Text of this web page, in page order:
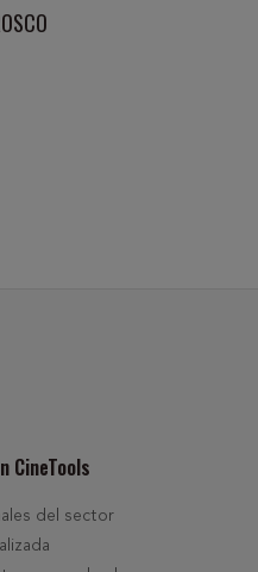
CineTools
del sector